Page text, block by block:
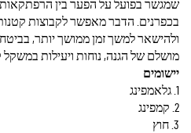
שמגשר בפועל על הפער בין הרפתקאות
בכפרנים. הדבר מאפשר לקבוצות
ולהישאר למשך זמן ממושך יותר,
מושלם של הגנה, נוחות ויעילות במשקל
יישומים
1. גלאמפינג
2. קמפינג
3. חוץ